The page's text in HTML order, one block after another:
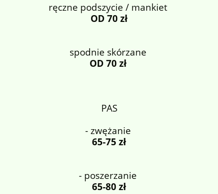
ręczne podszycie / mankiet
OD 70 zł
spodnie skórzane
OD 70 zł
PAS
- zwężanie
65-75 zł
- poszerzanie
65-80 zł